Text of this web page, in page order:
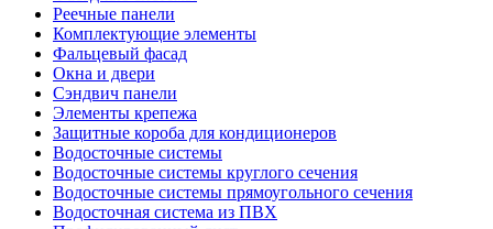
Реечные панели
Комплектующие элементы
Фальцевый фасад
Окна и двери
Сэндвич панели
Элементы крепежа
Защитные короба для кондиционеров
Водосточные системы
Водосточные системы круглого сечения
Водосточные системы прямоугольного сечения
Водосточная система из ПВХ